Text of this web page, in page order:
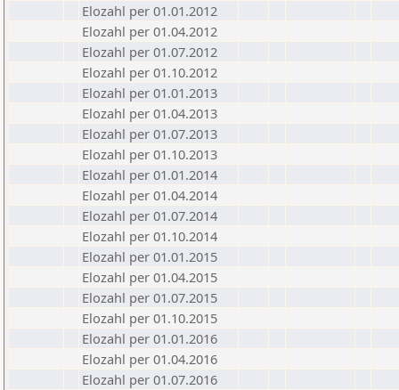
Elozahl per 01.01.2012
Elozahl per 01.04.2012
Elozahl per 01.07.2012
Elozahl per 01.10.2012
Elozahl per 01.01.2013
Elozahl per 01.04.2013
Elozahl per 01.07.2013
Elozahl per 01.10.2013
Elozahl per 01.01.2014
Elozahl per 01.04.2014
Elozahl per 01.07.2014
Elozahl per 01.10.2014
Elozahl per 01.01.2015
Elozahl per 01.04.2015
Elozahl per 01.07.2015
Elozahl per 01.10.2015
Elozahl per 01.01.2016
Elozahl per 01.04.2016
Elozahl per 01.07.2016